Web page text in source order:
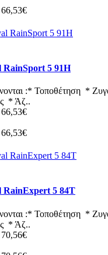
RainSport 5 91H
:* Τοποθέτηση *
* Άζ..
RainExpert 5 84T
:* Τοποθέτηση *
* Άζ..